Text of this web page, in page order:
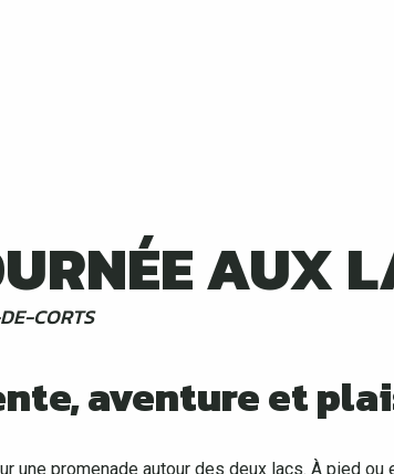
AUX
CORTS
aventure et
une promenade autour des deux lacs. À pied ou